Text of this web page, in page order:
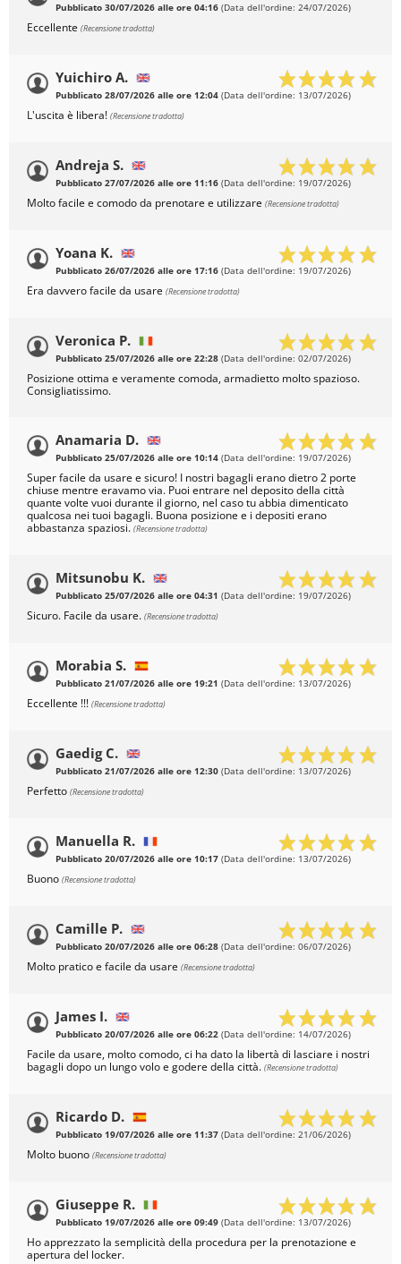
Pubblicato 30/07/2026 alle ore 04:16 (Data dell'ordine: 24/07/2026)
Eccellente (Recensione tradotta)
Yuichiro A.
Pubblicato 28/07/2026 alle ore 12:04 (Data dell'ordine: 13/07/2026)
L'uscita è libera! (Recensione tradotta)
Andreja S.
Pubblicato 27/07/2026 alle ore 11:16 (Data dell'ordine: 19/07/2026)
Molto facile e comodo da prenotare e utilizzare (Recensione tradotta)
Yoana K.
Pubblicato 26/07/2026 alle ore 17:16 (Data dell'ordine: 19/07/2026)
Era davvero facile da usare (Recensione tradotta)
Veronica P.
Pubblicato 25/07/2026 alle ore 22:28 (Data dell'ordine: 02/07/2026)
Posizione ottima e veramente comoda, armadietto molto spazioso.
Consigliatissimo.
Anamaria D.
Pubblicato 25/07/2026 alle ore 10:14 (Data dell'ordine: 19/07/2026)
Super facile da usare e sicuro! I nostri bagagli erano dietro 2 porte
chiuse mentre eravamo via. Puoi entrare nel deposito della città
quante volte vuoi durante il giorno, nel caso tu abbia dimenticato
qualcosa nei tuoi bagagli. Buona posizione e i depositi erano
abbastanza spaziosi. (Recensione tradotta)
Mitsunobu K.
Pubblicato 25/07/2026 alle ore 04:31 (Data dell'ordine: 19/07/2026)
Sicuro. Facile da usare. (Recensione tradotta)
Morabia S.
Pubblicato 21/07/2026 alle ore 19:21 (Data dell'ordine: 13/07/2026)
Eccellente !!! (Recensione tradotta)
Gaedig C.
Pubblicato 21/07/2026 alle ore 12:30 (Data dell'ordine: 13/07/2026)
Perfetto (Recensione tradotta)
Manuella R.
Pubblicato 20/07/2026 alle ore 10:17 (Data dell'ordine: 13/07/2026)
Buono (Recensione tradotta)
Camille P.
Pubblicato 20/07/2026 alle ore 06:28 (Data dell'ordine: 06/07/2026)
Molto pratico e facile da usare (Recensione tradotta)
James I.
Pubblicato 20/07/2026 alle ore 06:22 (Data dell'ordine: 14/07/2026)
Facile da usare, molto comodo, ci ha dato la libertà di lasciare i nostri
bagagli dopo un lungo volo e godere della città. (Recensione tradotta)
Ricardo D.
Pubblicato 19/07/2026 alle ore 11:37 (Data dell'ordine: 21/06/2026)
Molto buono (Recensione tradotta)
Giuseppe R.
Pubblicato 19/07/2026 alle ore 09:49 (Data dell'ordine: 13/07/2026)
Ho apprezzato la semplicità della procedura per la prenotazione e
apertura del locker.